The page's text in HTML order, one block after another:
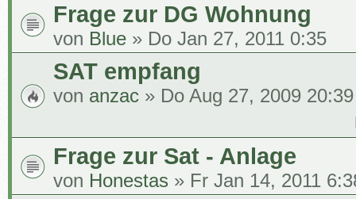
Frage zur DG Wohnung
von Blue » Do Jan 27, 2011 0:35
SAT empfang
von anzac » Do Aug 27, 2009 20:39
Frage zur Sat - Anlage
von Honestas » Fr Jan 14, 2011